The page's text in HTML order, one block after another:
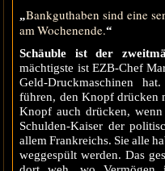
„Bankguthaben sind eine
am Wochenende.“
Schäuble ist der
mächtigste ist EZB-Chef
Geld-Druckmaschinen
führen, den Knopf drücken
Knopf auch drücken,
Schulden-Kaiser der
allem Frankreichs. Sie alle
weggespült werden. Das